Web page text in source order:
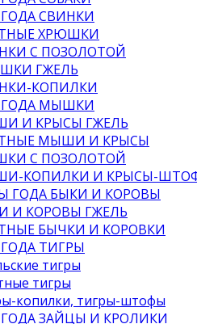
СВИНКИ
ХРЮШКИ
С ПОЗОЛОТОЙ
ГЖЕЛЬ
КОПИЛКИ
МЫШКИ
И КРЫСЫ ГЖЕЛЬ
МЫШИ И КРЫСЫ
С ПОЗОЛОТОЙ
КОПИЛКИ И КРЫСЫ-
ГОДА БЫКИ И КОРОВЫ
И КОРОВЫ ГЖЕЛЬ
БЫЧКИ И КОРОВКИ
ТИГРЫ
тигры
тигры
копилки, тигры-штофы
ЗАЙЦЫ И КРОЛИКИ